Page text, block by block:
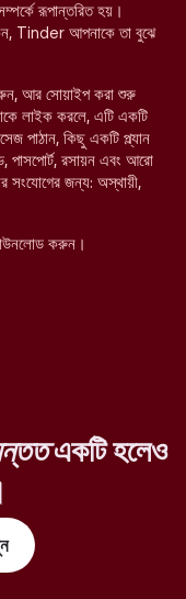
রূপান্তরিত হয়।
Tinder আপনাকে তা বুঝে
আর সোয়াইপ করা শুরু
লাইক করলে, এটি একটি
পাঠান, কিছু একটি প্ল্যান
পাসপোর্ট, রসায়ন এবং আরো
সংযোগের জন্য: অস্থায়ী,
করুন।
একটি হলেও